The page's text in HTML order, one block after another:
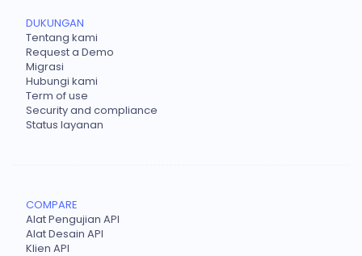
DUKUNGAN
Tentang kami
Request a Demo
Migrasi
Hubungi kami
Term of use
Security and compliance
Status layanan
COMPARE
Alat Pengujian API
Alat Desain API
Klien API